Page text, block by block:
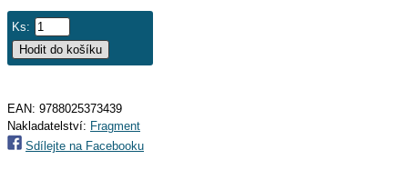
Ks:
EAN: 9788025373439
Nakladatelství: Fragment
Sdílejte na Facebooku